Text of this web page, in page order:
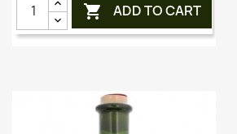
 ADD TO CART